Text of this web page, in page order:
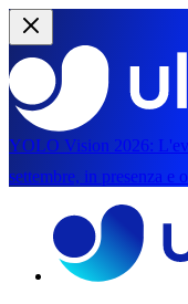
YOLO Vision 2026:
settembre, in presenza e